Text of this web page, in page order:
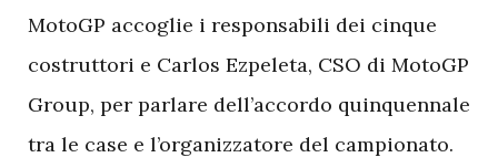
MotoGP accoglie i responsabili dei cinque
costruttori e Carlos Ezpeleta, CSO di MotoGP
Group, per parlare dell’accordo quinquennale
tra le case e l’organizzatore del campionato.